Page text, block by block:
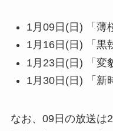
1月09日(日) 「薄
1月16日(日) 「黒
1月23日(日) 「変
1月30日(日) 「新
なお、09日の放送は